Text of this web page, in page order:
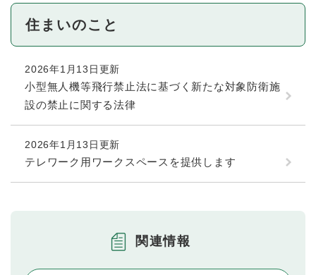
住まいのこと
2026年1月13日更新
小型無人機等飛行禁止法に基づく新たな対象防衛施
設の禁止に関する法律
2026年1月13日更新
テレワーク用ワークスペースを提供します
関連情報